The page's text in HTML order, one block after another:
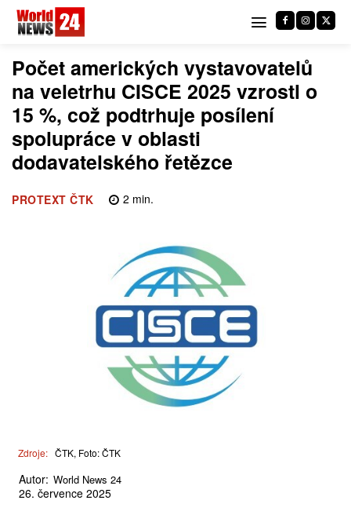
Počet amerických vystavovatelů
na veletrhu CISCE 2025 vzrostl o
15 %, což podtrhuje posílení
spolupráce v oblasti
dodavatelského řetězce
PROTEXT ČTK 2 min.
Zdroje: ČTK, Foto: ČTK
Autor: World News 24
26. července 2025